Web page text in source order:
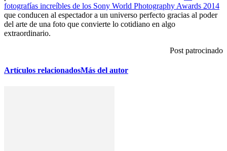
fotografías increíbles de los Sony World Photography Awards 2014
que conducen al espectador a un universo perfecto gracias al poder
del arte de una foto que convierte lo cotidiano en algo
extraordinario.
Post patrocinado
Artículos relacionadosMás del autor